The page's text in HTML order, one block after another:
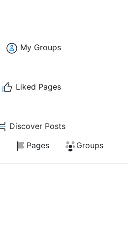
My Groups
Liked Pages
Discover Posts
Pages Groups